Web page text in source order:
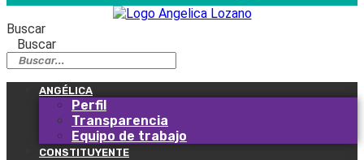
Buscar
Buscar
ANGÉLICA
Perfil
Transparencia
Equipo de trabajo
CONSTITUYENTE